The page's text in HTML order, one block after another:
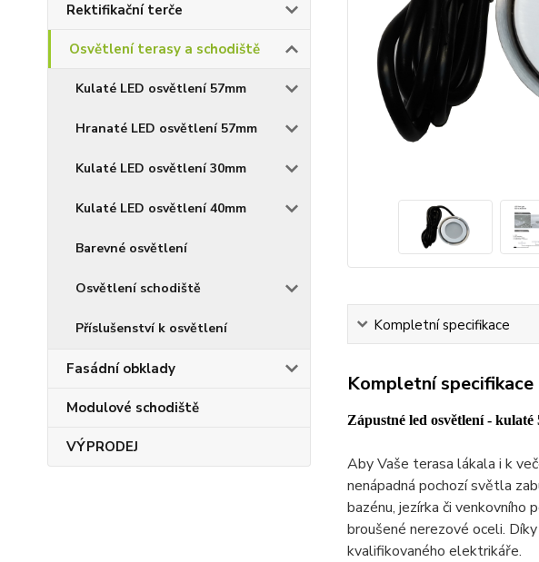
Rektifikační terče
Osvětlení terasy a schodiště
Kulaté LED osvětlení 57mm
Hranaté LED osvětlení 57mm
Kulaté LED osvětlení 30mm
Kulaté LED osvětlení 40mm
Barevné osvětlení
Osvětlení schodiště
Příslušenství k osvětlení
Fasádní obklady
Modulové schodiště
VÝPRODEJ
Kompletní specifikace
Kompletní specifikace
Zápustné led osvětlení - kulaté
Aby Vaše terasa lákala i k
nenápadná pochozí světla
bazénu, jezírka či
broušené nerezové oceli.
kvalifikovaného elektrikáře.